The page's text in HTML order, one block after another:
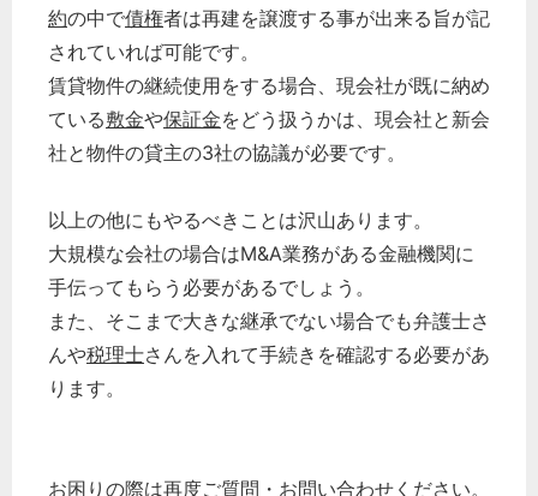
約の中で債権者は再建を譲渡する事が出来る旨が記
されていれば可能です。
賃貸物件の継続使用をする場合、現会社が既に納め
ている敷金や保証金をどう扱うかは、現会社と新会
社と物件の貸主の3社の協議が必要です。
以上の他にもやるべきことは沢山あります。
大規模な会社の場合はM&A業務がある金融機関に
手伝ってもらう必要があるでしょう。
また、そこまで大きな継承でない場合でも弁護士さ
んや税理士さんを入れて手続きを確認する必要があ
ります。
お困りの際は再度ご質問・お問い合わせください。